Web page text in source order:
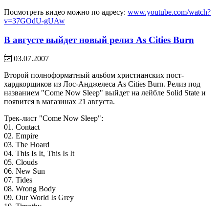
Посмотреть видео можно по адресу: www.youtube.com/watch?
v=37GOdU-gUAw
В августе выйдет новый релиз As Cities Burn
03.07.2007
Второй полноформатный альбом христианских пост-
хардкорщиков из Лос-Анджелеса As Cities Burn. Релиз под
названием "Come Now Sleep" выйдет на лейбле Solid State и
появится в магазинах 21 августа.
Трек-лист "Come Now Sleep":
01. Contact
02. Empire
03. The Hoard
04. This Is It, This Is It
05. Clouds
06. New Sun
07. Tides
08. Wrong Body
09. Our World Is Grey